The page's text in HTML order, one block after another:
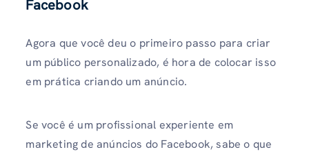
Facebook
Agora que você deu o primeiro passo para criar
um público personalizado, é hora de colocar isso
em prática criando um anúncio.
Se você é um profissional experiente em
marketing de anúncios do Facebook, sabe o que